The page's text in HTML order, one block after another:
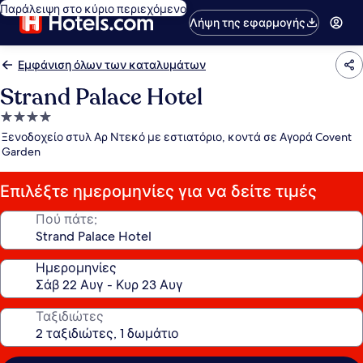
Παράλειψη στο κύριο περιεχόμενο
Λήψη της εφαρμογής
Εμφάνιση όλων των καταλυμάτων
Strand Palace Hotel
Κατάλυμα
με
4.0
αστέρια
Ξενοδοχείο στυλ Αρ Ντεκό με εστιατόριο, κοντά σε Αγορά Covent
Garden
Επιλέξτε ημερομηνίες για να δείτε τιμές
Πού πάτε;
Ημερομηνίες
Ταξιδιώτες